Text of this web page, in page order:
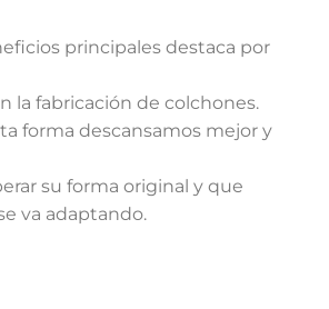
principales destaca por
la fabricación de colchones.
forma descansamos mejor y
su forma original y que
va adaptando.